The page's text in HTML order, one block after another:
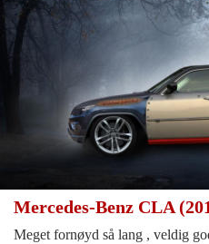
Mercedes-Benz CLA
Meget fornøyd så lang , veldig